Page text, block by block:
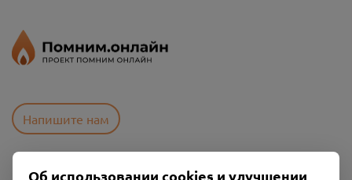
Напишите нам
Об использовании cookies и улучшении